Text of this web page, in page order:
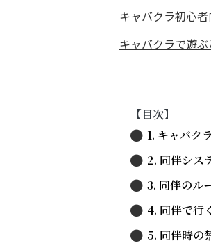
キャバクラ初心
キャバクラで遊
【目次】
1. キャバク
2. 同伴シス
3. 同伴のル
4. 同伴で行
5. 同伴時の